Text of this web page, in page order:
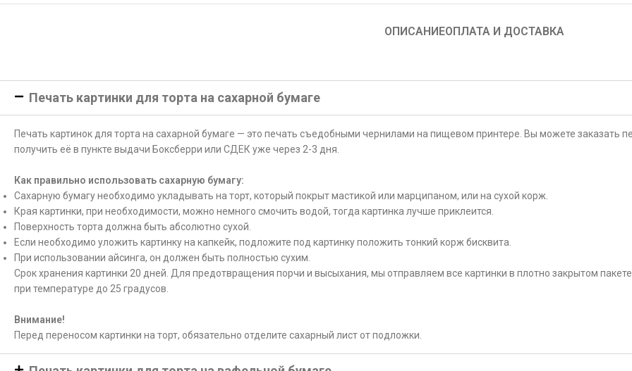
ОПИСАНИЕОПЛАТА И ДОСТАВКА
Печать картинки для торта на сахарной бумаге
Печать картинок для торта на сахарной бумаге — это печать съедобными чернилами на пищевом принтере. Вы можете заказать
получить её в пункте выдачи Боксберри или СДЕК уже через 2-3 дня.
Как правильно использовать сахарную бумагу:
Сахарную бумагу необходимо укладывать на торт, который покрыт мастикой или марципаном, или на сухой корж.
Края картинки, при необходимости, можно немного смочить водой, тогда картинка лучше приклеится.
Поверхность торта должна быть абсолютно сухой.
Если необходимо уложить картинку на капкейк, подложите под картинку положить тонкий корж бисквита.
При использовании айсинга, он должен быть полностью сухим.
Срок хранения картинки 20 дней. Для предотвращения порчи и высыхания, мы отправляем все картинки в плотно закрытом
при температуре до 25 градусов.
Внимание!
Перед переносом картинки на торт, обязательно отделите сахарный лист от подложки.